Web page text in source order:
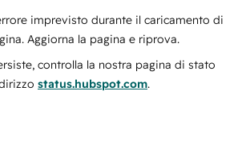
imprevisto durante il caricamento di
Aggiorna la pagina e riprova.
controlla la nostra pagina di stato
status.hubspot.com.